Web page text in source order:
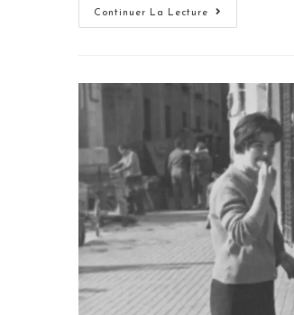
Continuer La Lecture